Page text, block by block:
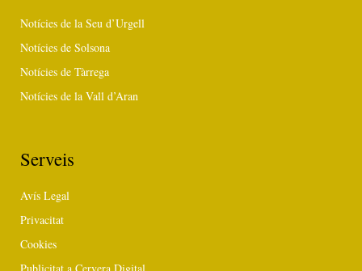
Notícies de la Seu d’Urgell
Notícies de Solsona
Notícies de Tàrrega
Notícies de la Vall d’Aran
Serveis
Avís Legal
Privacitat
Cookies